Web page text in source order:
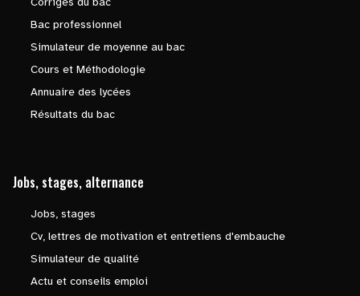
Bac professionnel
Simulateur de moyenne au bac
Cours et Méthodologie
Annuaire des lycées
Résultats du bac
Jobs, stages, alternance
Jobs, stages
Cv, lettres de motivation et entretiens d'embauche
Simulateur de qualité
Actu et conseils emploi